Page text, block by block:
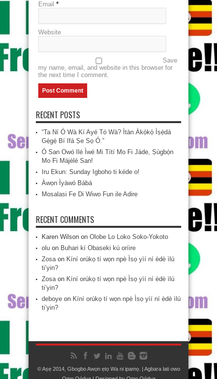
Email *
Website
Save
my name, email, and website in this browser for
the next time I comment.
RECENT POSTS
“Ta Ní Ó Wà Kí Ayé Tó Wà? Ìtàn Àkọ́kọ́ Ìṣẹ̀dá
Gẹ́gẹ́ Bí Ifá Ṣe Sọ Ó.”
Ó San Owó Ilé Ìwé Mi Títí Mo Fi Jáde, Ṣùgbọ́n
Mo Fi Májèlé San!
Iru Ekun: Sunday Igboho ti kéde o!
Àwọn Ìyàwó Bàbá
Mosalasi Fe Di Wiwo Fun ile Adire
RECENT COMMENTS
Karen Wilson on Olobe Lo Loko Soko-Yokoto
olu on Buhari kí Obaseki kú oríire
Zosaon Kíní orúkọ tí wọn npè Ìsọ yìí ní èdè ìlú
ti’yin?
Zosaon Kíní orúkọ tí wọn npè Ìsọ yìí ní èdè ìlú
ti’yin?
deboye on Kíní orúkọ tí wọn npè Ìsọ yìí ní èdè ìlú
ti’yin?
© Aṣẹ 2014, Gbogbo Awọn ẹtọ Wa ni ipamọ. | Agbara lati owo